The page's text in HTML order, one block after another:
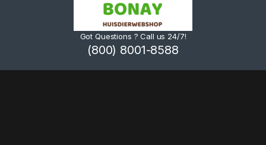
Got Questions ? Call us 24/7!
(800) 8001-8588